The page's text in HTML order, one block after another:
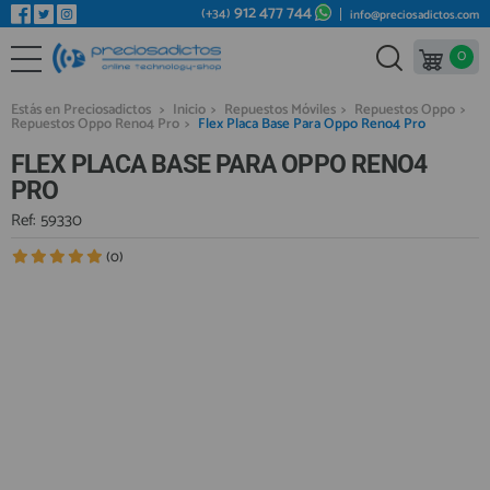
REPUESTOS MÓVILES
REPUESTOS TABLET
REPUESTOS RELOJES INTELIGENTES
REPUESTOS VIDEOCONSOLAS
REPUESTOS MACBOOK
REPUESTOS OTROS DISPOSITIVOS
Bienvenid@ otra vez
YA SOY CLIENTE
Recordarme
(+34) 912 477 744 info@preciosadictos.com
0
Estás en Preciosadictos > Inicio > Repuestos Móviles > Repuestos Oppo >
Repuestos Oppo Reno4 Pro > Flex Placa Base Para Oppo Reno4 Pro
FLEX PLACA BASE PARA OPPO RENO4
PRO
Ref: 59330
(0)